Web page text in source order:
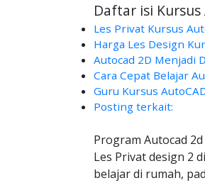
Daftar isi
Les Privat Kursus
Harga Les Design
Autocad 2D Menjadi
Cara Cepat Belajar
Guru Kursus
Posting terkait:
Program Autocad
Les Privat design 2
belajar di rumah,